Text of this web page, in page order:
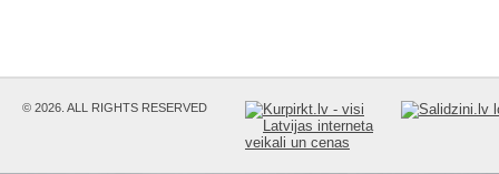
© 2026. ALL RIGHTS RESERVED